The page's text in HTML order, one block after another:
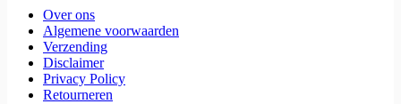
Over ons
Algemene voorwaarden
Verzending
Disclaimer
Privacy Policy
Retourneren